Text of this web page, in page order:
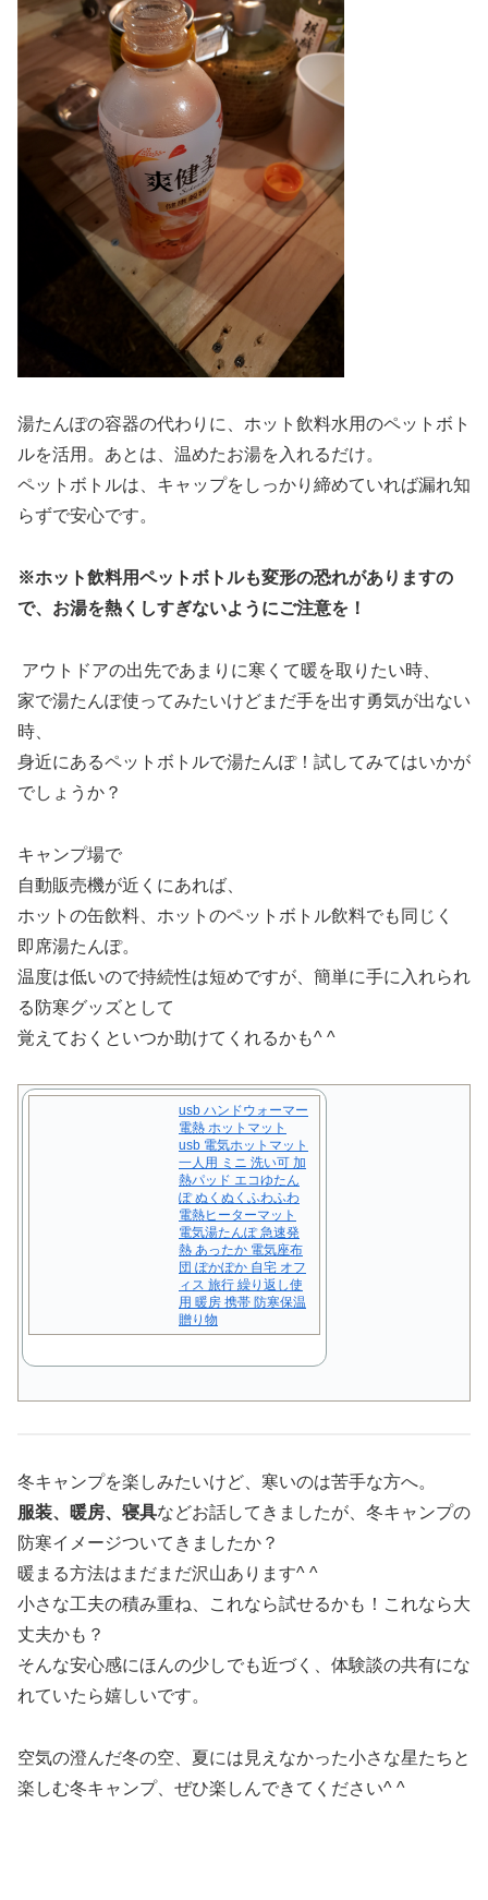
湯たんぽの容器の代わりに、ホット飲料水用のペットボト
ルを活用。あとは、温めたお湯を入れるだけ。
ペットボトルは、キャップをしっかり締めていれば漏れ知
らずで安心です。
※ホット飲料用ペットボトルも変形の恐れがありますの
で、お湯を熱くしすぎないようにご注意を！
アウトドアの出先であまりに寒くて暖を取りたい時、
家で湯たんぽ使ってみたいけどまだ手を出す勇気が出ない
時、
身近にあるペットボトルで湯たんぽ！試してみてはいかが
でしょうか？
キャンプ場で
自動販売機が近くにあれば、
ホットの缶飲料、ホットのペットボトル飲料でも同じく
即席湯たんぽ。
温度は低いので持続性は短めですが、簡単に手に入れられ
る防寒グッズとして
覚えておくといつか助けてくれるかも^ ^
usb ハンドウォーマー
電熱 ホットマット
usb 電気ホットマット
一人用 ミニ 洗い可 加
熱パッド エコゆたん
ぽ ぬくぬくふわふわ
電熱ヒーターマット
電気湯たんぽ 急速発
熱 あったか 電気座布
団 ぽかぽか 自宅 オフ
ィス 旅行 繰り返し使
用 暖房 携帯 防寒保温
贈り物
冬キャンプを楽しみたいけど、寒いのは苦手な方へ。
服装、暖房、寝具などお話してきましたが、冬キャンプの
防寒イメージついてきましたか？
暖まる方法はまだまだ沢山あります^ ^
小さな工夫の積み重ね、これなら試せるかも！これなら大
丈夫かも？
そんな安心感にほんの少しでも近づく、体験談の共有にな
れていたら嬉しいです。
空気の澄んだ冬の空、夏には見えなかった小さな星たちと
楽しむ冬キャンプ、ぜひ楽しんできてください^ ^